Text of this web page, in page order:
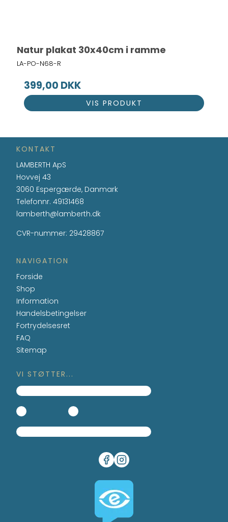
Natur plakat 30x40cm i ramme
LA-PO-N68-R
399,00 DKK
VIS PRODUKT
KONTAKT
LAMBERTH ApS
Hovvej 43
3060 Espergærde, Danmark
Telefonnr.49131468
lamberth@lamberth.dk
CVR-nummer: 29428867
NAVIGATION
Forside
Shop
Information
Handelsbetingelser
Fortrydelsesret
FAQ
Sitemap
VI STØTTER...